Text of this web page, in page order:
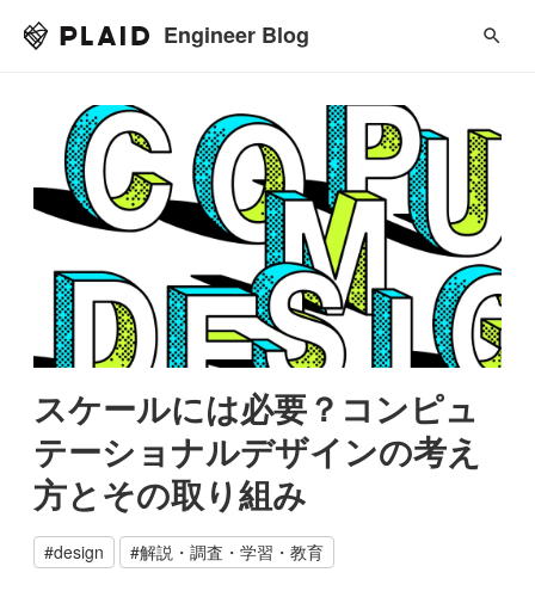
Engineer Blog
スケールには必要？コンピュ
テーショナルデザインの考え
方とその取り組み
#design #解説・調査・学習・教育